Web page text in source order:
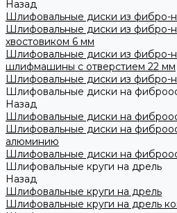
Назад
Шлифовальные диски из фибро-
Шлифовальные диски из фибро-
хвостовиком 6 мм
Шлифовальные диски из фибро-
шлифмашины с отверстием 22 мм
Шлифовальные диски из фибро-
Шлифовальные диски на
Назад
Шлифовальные диски на
Шлифовальные диски на
алюминию
Шлифовальные диски на
Шлифовальные круги на дрель
Назад
Шлифовальные круги на дрель
Шлифовальные круги на дрель